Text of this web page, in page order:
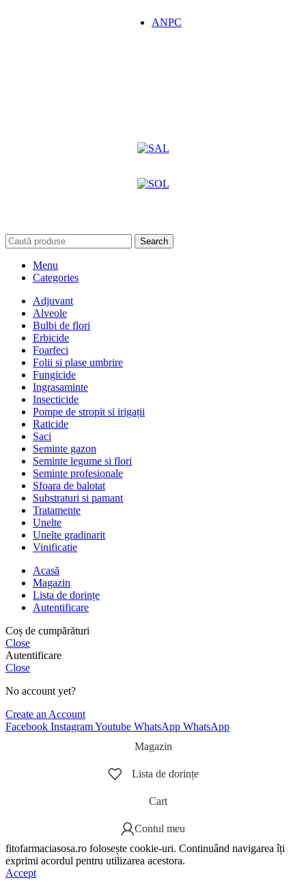
ANPC
Search
Menu
Categories
Adjuvant
Alveole
Bulbi de flori
Erbicide
Foarfeci
Folii si plase umbrire
Fungicide
Ingrasaminte
Insecticide
Pompe de stropit si irigații
Raticide
Saci
Seminte gazon
Seminte legume si flori
Seminte profesionale
Sfoara de balotat
Substraturi si pamant
Tratamente
Unelte
Unelte gradinarit
Vinificatie
Acasă
Magazin
Lista de dorințe
Autentificare
Coș de cumpărături
Close
Autentificare
Close
No account yet?
Create an Account
Facebook InstagramYoutube WhatsApp WhatsApp
Magazin
Lista de dorințe
Cart
Contul meu
fitofarmaciasosa.ro folosește cookie-uri. Continuând navigarea îți
exprimi acordul pentru utilizarea acestora.
Accept